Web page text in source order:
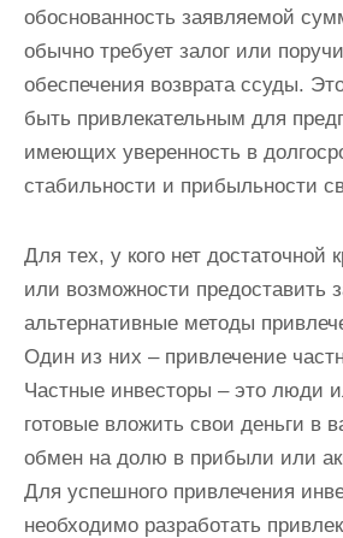
обоснованность заявляемой
обычно требует залог или
обеспечения возврата ссуды.
быть привлекательным для
имеющих уверенность в
стабильности и прибыльности
Для тех, у кого нет достаточной
или возможности предоставить
альтернативные методы
Один из них – привлечение
Частные инвесторы – это люди
готовые вложить свои деньги в
обмен на долю в прибыли или
Для успешного привлечения
необходимо разработать